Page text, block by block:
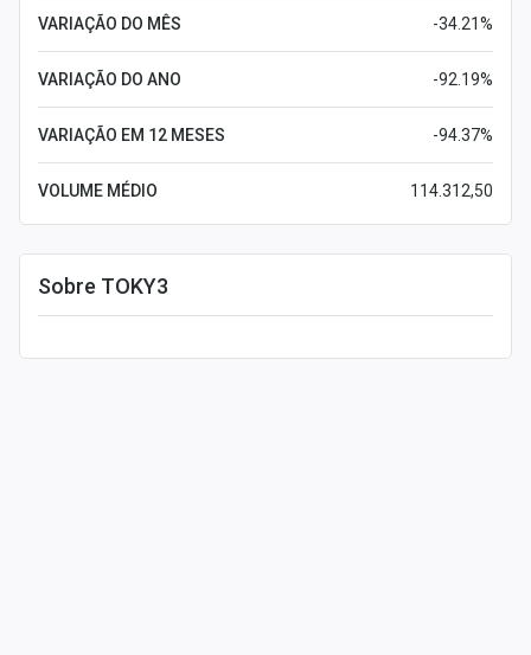
VARIAÇÃO DO MÊS -34.21%
VARIAÇÃO DO ANO -92.19%
VARIAÇÃO EM 12 MESES -94.37%
VOLUME MÉDIO 114.312,50
Sobre TOKY3
Leia mais